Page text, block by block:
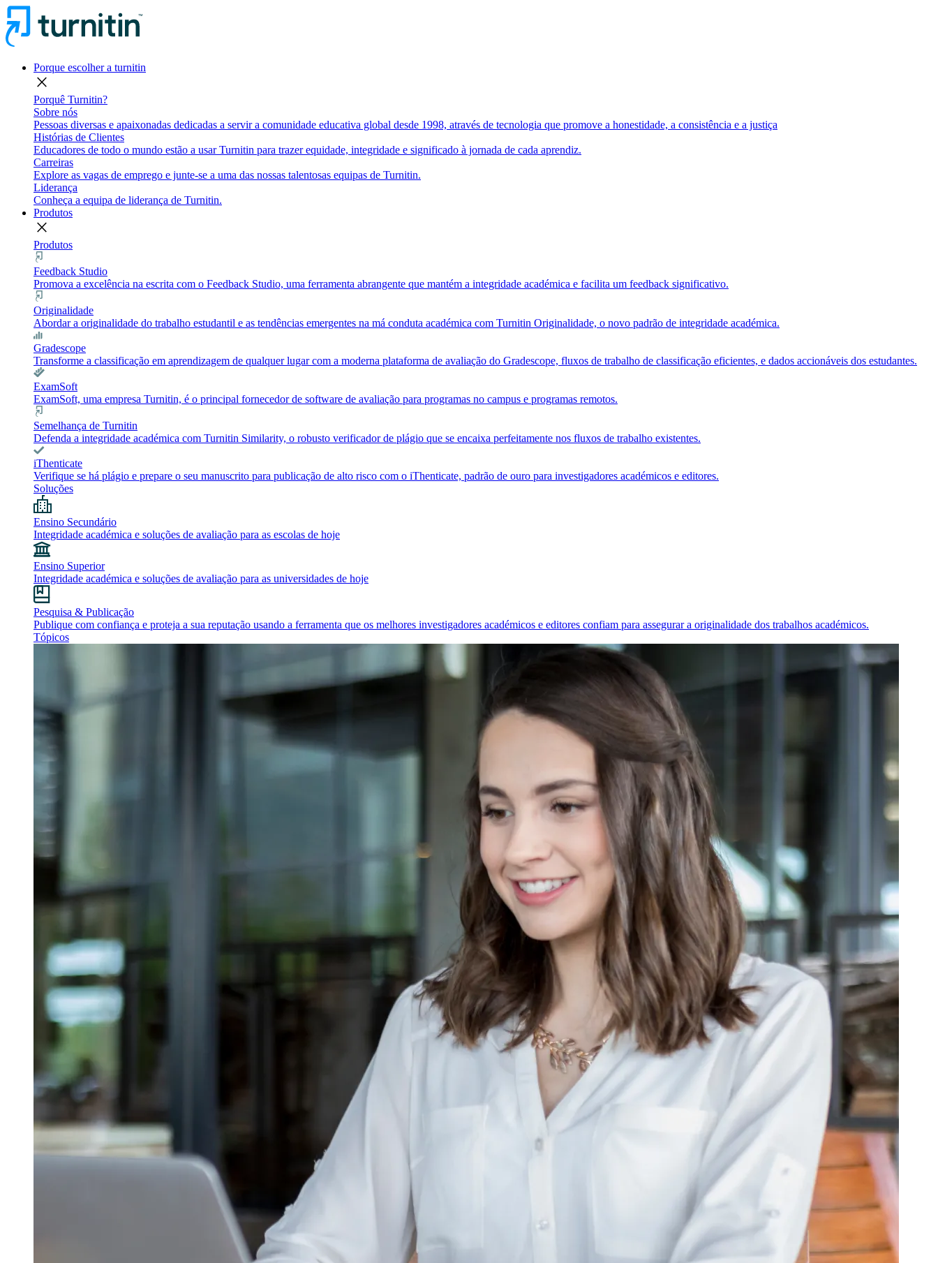
Porque escolher a turnitin
close
Porquê Turnitin?
Sobre nós
Pessoas diversas e apaixonadas dedicadas a servir a comunidade educativa global desde 1998, através de tecnologia que promove a honestidade, a consistência e a justiça
Histórias de Clientes
Educadores de todo o mundo estão a usar Turnitin para trazer equidade, integridade e significado à jornada de cada aprendiz.
Carreiras
Explore as vagas de emprego e junte-se a uma das nossas talentosas equipas de Turnitin.
Liderança
Conheça a equipa de liderança de Turnitin.
Produtos
close
Produtos
Feedback Studio
Promova a excelência na escrita com o Feedback Studio, uma ferramenta abrangente que mantém a integridade académica e facilita um feedback significativo.
Originalidade
Abordar a originalidade do trabalho estudantil e as tendências emergentes na má conduta académica com Turnitin Originalidade, o novo padrão de integridade académica.
Gradescope
Transforme a classificação em aprendizagem de qualquer lugar com a moderna plataforma de avaliação do Gradescope, fluxos de trabalho de classificação eficientes, e dados accionáveis dos estudantes.
ExamSoft
ExamSoft, uma empresa Turnitin, é o principal fornecedor de software de avaliação para programas no campus e programas remotos.
Semelhança de Turnitin
Defenda a integridade académica com Turnitin Similarity, o robusto verificador de plágio que se encaixa perfeitamente nos fluxos de trabalho existentes.
iThenticate
Verifique se há plágio e prepare o seu manuscrito para publicação de alto risco com o iThenticate, padrão de ouro para investigadores académicos e editores.
Soluções
Ensino Secundário
Integridade académica e soluções de avaliação para as escolas de hoje
Ensino Superior
Integridade académica e soluções de avaliação para as universidades de hoje
Pesquisa & Publicação
Publique com confiança e proteja a sua reputação usando a ferramenta que os melhores investigadores académicos e editores confiam para assegurar a originalidade dos trabalhos académicos.
Tópicos